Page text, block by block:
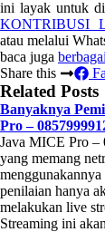
ini layak untuk di
KONTRIBUSI
atau melalui
baca juga
Share this
Related Posts
Banyaknya
Pro –
Java MICE Pro –
yang memang
penilaian hanya
melakukan live
Streaming ini